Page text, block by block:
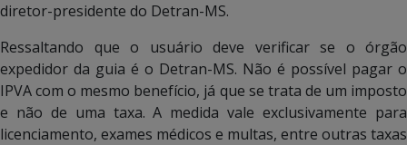
diretor-presidente do Detran-MS.
Ressaltando que o usuário deve verificar se o órgão
expedidor da guia é o Detran-MS. Não é possível pagar o
IPVA com o mesmo benefício, já que se trata de um imposto
e não de uma taxa. A medida vale exclusivamente para
licenciamento, exames médicos e multas, entre outras taxas